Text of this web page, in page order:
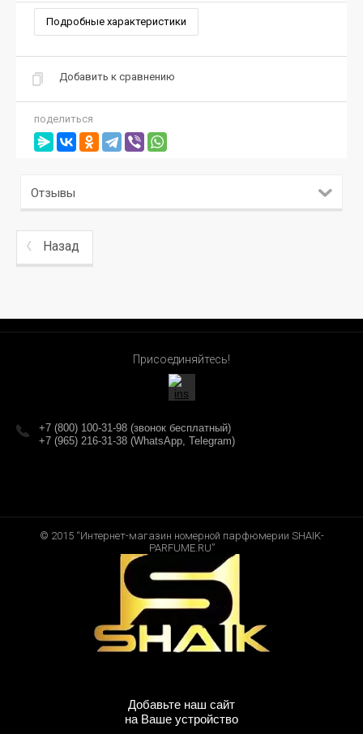
Подробные характеристики
Добавить к сравнению
поделиться
Отзывы
Назад
Присоединяйтесь!
+7 (800) 100-31-98 (звонок бесплатный)
+7 (965) 216-31-38 (WhatsApp, Telegram)
© 2015 “Интернет-магазин номерной парфюмерии SHAIK-
PARFUME.RU”
Добавьте наш сайт
на Ваше устройство